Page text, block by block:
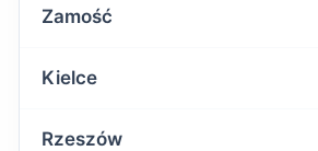
Zamość
Kielce
Rzeszów